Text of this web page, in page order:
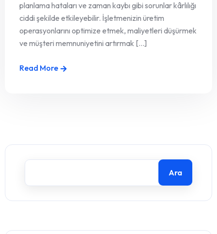
planlama hataları ve zaman kaybı gibi sorunlar kârlılığı
ciddi şekilde etkileyebilir. İşletmenizin üretim
operasyonlarını optimize etmek, maliyetleri düşürmek
ve müşteri memnuniyetini artırmak [...]
Read More
Ara